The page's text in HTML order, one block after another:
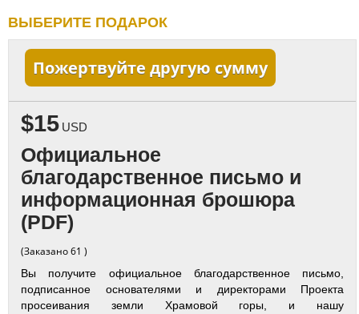
ВЫБЕРИТЕ ПОДАРОК
Пожертвуйте другую сумму
$15 USD
Официальное
благодарственное письмо и
информационная брошюра
(PDF)
(Заказано 61 )
Вы получите официальное благодарственное письмо,
подписанное основателями и директорами Проекта
просеивания земли Храмовой горы, и нашу